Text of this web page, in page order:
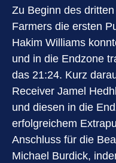
Zu Beginn des
Farmers die ersten
Hakim Williams
und in die Endzone
das 21:24. Kurz
Receiver Jamel
und diesen in die
erfolgreichem
Anschluss für die
Michael Burdick,